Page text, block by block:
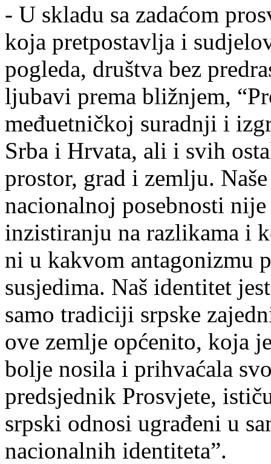
- U skladu sa zadaćom
koja pretpostavlja i
pogleda, društva bez
ljubavi prema bližnjem,
međuetničkoj suradnji i
Srba i Hrvata, ali i svih
prostor, grad i zemlju.
nacionalnoj posebnosti
inzistiranju na razlikama i
ni u kakvom antagonizmu
susjedima. Naš identitet
samo tradiciji srpske
ove zemlje općenito, koja
bolje nosila i prihvaćala
predsjednik Prosvjete,
srpski odnosi ugrađeni u
nacionalnih identiteta”.